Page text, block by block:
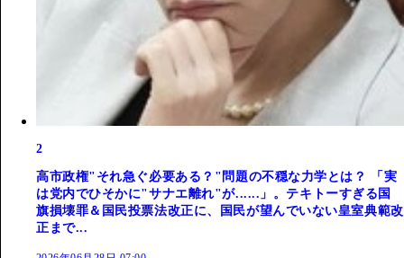
2
高市政権"それ急ぐ必要ある？"問題の不穏な力学とは？ 「実
は党内でひそかに"サナエ離れ"が......」。テキトーすぎる国
旗損壊罪＆国民投票法改正に、国民が望んでいない皇室典範改
正まで...